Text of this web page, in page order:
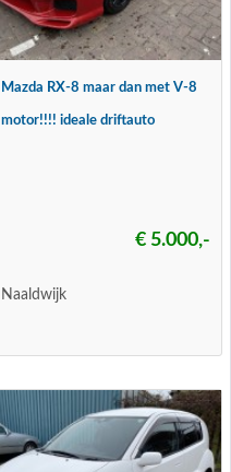
Mazda RX-8 maar dan met V-8
motor!!!! ideale driftauto
€ 5.000,-
Naaldwijk